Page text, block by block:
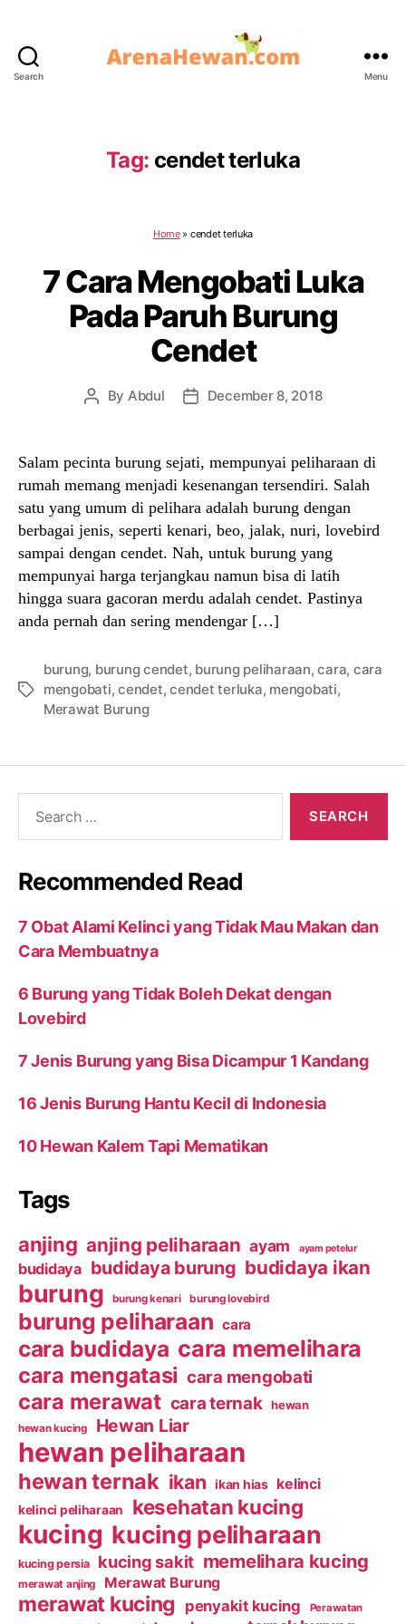
Search Menu
Tag: cendet terluka
Home» cendet terluka
7 Cara Mengobati Luka
Pada Paruh Burung
Cendet
Post
By Abdul
PostDecember 8, 2018
Salam pecinta burung sejati, mempunyai peliharaan di
rumah memang menjadi kesenangan tersendiri. Salah
satu yang umum di pelihara adalah burung dengan
berbagai jenis, seperti kenari, beo, jalak, nuri, lovebird
sampai dengan cendet. Nah, untuk burung yang
mempunyai harga terjangkau namun bisa di latih
hingga suara gacoran merdu adalah cendet. Pastinya
anda pernah dan sering mendengar […]
Tags
burung, burung cendet, burung peliharaan,cara, cara
mengobati,cendet,cendet terluka, mengobati,
Merawat Burung
Recommended Read
7 Obat Alami Kelinci yang Tidak Mau Makan dan
Cara Membuatnya
6 Burung yang Tidak Boleh Dekat dengan
Lovebird
7 Jenis Burung yang Bisa Dicampur 1 Kandang
16 Jenis Burung Hantu Kecil di Indonesia
10 Hewan Kalem Tapi Mematikan
Tags
anjing anjing peliharaan ayam ayam petelur
budidaya budidaya burung budidaya ikan
burung burung kenari burung lovebird
burung peliharaan cara
cara budidaya cara memelihara
cara mengatasi cara mengobati
cara merawat cara ternak hewan
hewan kucing Hewan Liar
hewan peliharaan
hewan ternak ikan ikan hias kelinci
kelinci peliharaan kesehatan kucing
kucing kucing peliharaan
kucing persia kucing sakit memelihara kucing
merawat anjing Merawat Burung
merawat kucing penyakit kucing Perawatan